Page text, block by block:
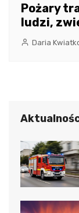
Pożary
ludzi,
Daria